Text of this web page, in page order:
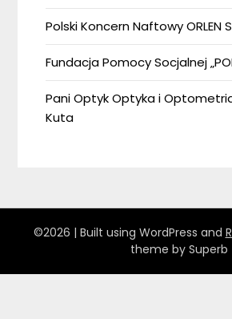
Polski Koncern Naftowy ORLEN
Fundacja Pomocy Socjalnej
Pani Optyk Optyka i
Kuta
©2026 | Built using WordPress and
theme by Superb